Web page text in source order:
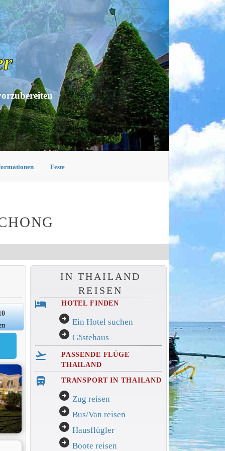
Feste
IN THAILAND
REISEN
hotel HOTEL FINDEN
arrow_circle_right Ein Hotel suchen
arrow_circle_right Gästehaus
flight_takeoff
PASSENDE FLÜGE
THAILAND
directions_bus_filled TRANSPORT IN THAILAND
arrow_circle_right Zug reisen
arrow_circle_right Bus/Van reisen
arrow_circle_right Hausflügler
arrow_circle_right Boote reisen